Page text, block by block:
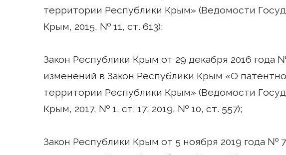
территории Республики Крым» (Ведомости
Крым, 2015, № 11, ст. 613);
Закон Республики Крым от 29 декабря 2016
изменений в Закон Республики Крым «О
территории Республики Крым» (Ведомости
Крым, 2017, № 1, ст. 17; 2019, № 10, ст. 557);
Закон Республики Крым от 5 ноября 2019 года №